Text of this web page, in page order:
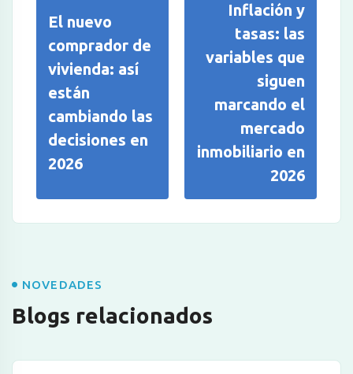
El nuevo
comprador de
vivienda: así
están
cambiando las
decisiones en
2026
Inflación y
tasas: las
variables que
siguen
marcando el
mercado
inmobiliario en
2026
NOVEDADES
Blogs relacionados